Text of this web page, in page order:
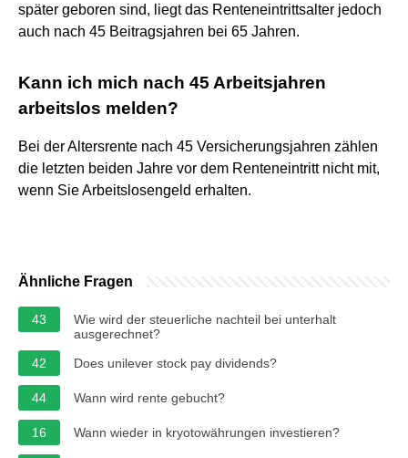
später geboren sind, liegt das Renteneintrittsalter jedoch
auch nach 45 Beitragsjahren bei 65 Jahren.
Kann ich mich nach 45 Arbeitsjahren
arbeitslos melden?
Bei der Altersrente nach 45 Versicherungsjahren zählen
die letzten beiden Jahre vor dem Renteneintritt nicht mit,
wenn Sie Arbeitslosengeld erhalten.
Ähnliche Fragen
43
Wie wird der steuerliche nachteil bei unterhalt
ausgerechnet?
42
Does unilever stock pay dividends?
44 Wann wird rente gebucht?
16 Wann wieder in kryotowährungen investieren?